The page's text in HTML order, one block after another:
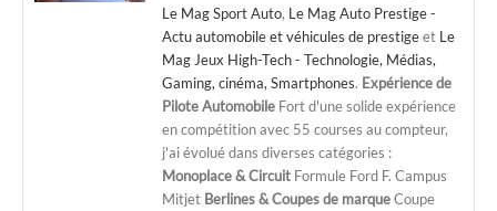
Le Mag Sport Auto, Le Mag Auto Prestige -
Actu automobile et véhicules de prestigeet Le
Mag Jeux High-Tech - Technologie, Médias,
Gaming, cinéma, Smartphones. Expérience de
Pilote Automobile Fort d'une solide expérience
en compétition avec 55 courses au compteur,
j'ai évolué dans diverses catégories :
Monoplace & Circuit Formule Ford F. Campus
Mitjet Berlines & Coupes de marqueCoupe